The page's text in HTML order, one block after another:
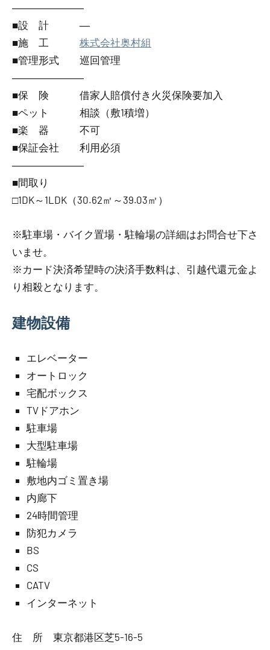
―――――――
■設 計 ―
■施 工 株式会社奥村組
■管理形式 巡回管理
―――――――
■保 険 借家人賠償付き火災保険要加入
■ペット 相談（敷1積増）
■楽 器 不可
■保証会社 利用必須
―――――――
■間取り
□1DK～1LDK（30.62㎡～39.03㎡）
※駐車場・バイク置場・駐輪場の詳細はお問合せ下さ
いませ。
※カード決済希望時の決済手数料は、引越代還元金よ
り相殺となります。
建物設備
エレベーター
オートロック
宅配ボックス
TVドアホン
駐車場
大型駐車場
駐輪場
敷地内ゴミ置き場
内廊下
24時間管理
防犯カメラ
BS
CS
CATV
インターネット
住 所 東京都港区芝5-16-5